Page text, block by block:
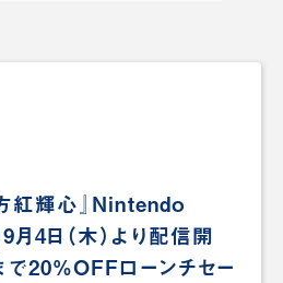
紅輝⼼』Nintendo
4⽇（⽊）より配信開
20%OFFローンチセー